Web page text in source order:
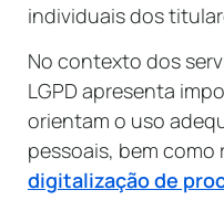
individuais dos
No contexto dos
LGPD apresenta
orientam o uso
pessoais, bem
digitalização de